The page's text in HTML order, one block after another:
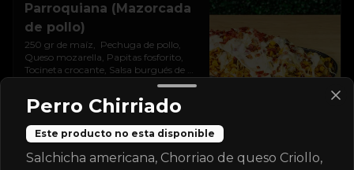
Parroquiana (Mazorcada
de pollo)
250 gr de maíz,  Pechuga de pollo,
Queso mozarella, Papitas fosforito,
Tocineta crocante, Salsa burgués de
Parroquiana (Mazorcada
Perro Chirriado
Este producto no esta disponible
Salchicha americana, Chorriao de queso Criollo,